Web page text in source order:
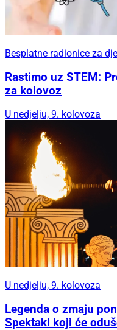
Besplatne radionice za
Rastimo uz STEM:
za kolovoz
U nedjelju, 9. kolovoza
U nedjelju, 9. kolovoza
Legenda o zmaju
Spektakl koji će